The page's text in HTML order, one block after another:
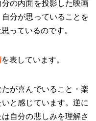
の内面を投影した映画
分が思っていることを
っているのです。
を表しています。
が喜んでいること・楽
と感じています。逆に
自分の悲しみを理解さ